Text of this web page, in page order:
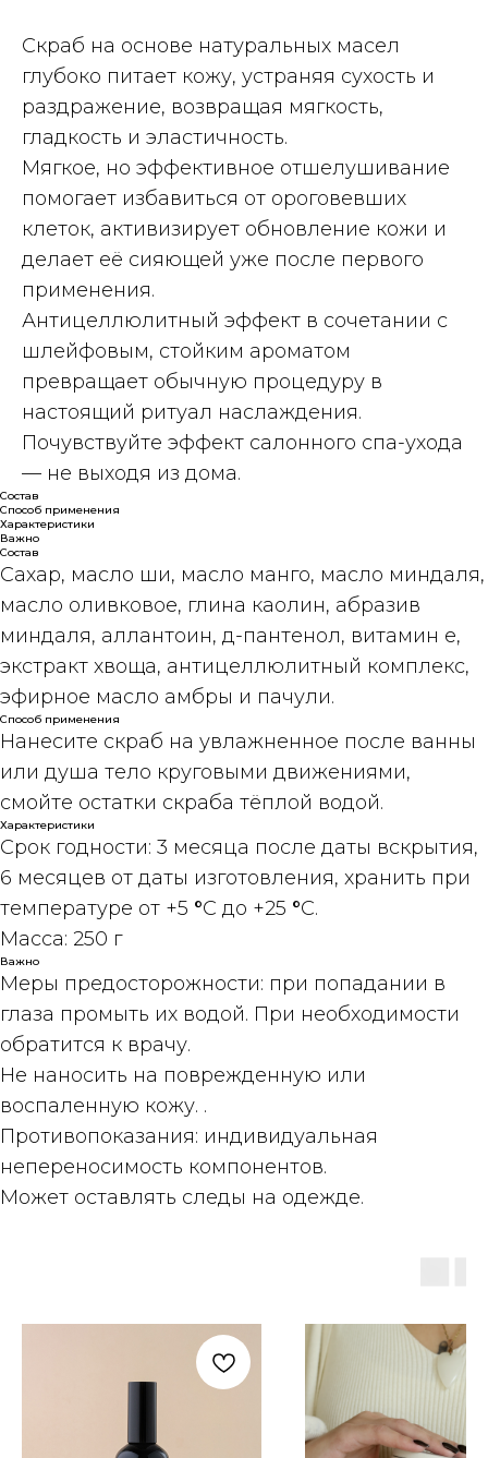
Скраб на основе натуральных масел
глубоко питает кожу, устраняя сухость и
раздражение, возвращая мягкость,
гладкость и эластичность.
Мягкое, но эффективное отшелушивание
помогает избавиться от ороговевших
клеток, активизирует обновление кожи и
делает её сияющей уже после первого
применения.
Антицеллюлитный эффект в сочетании с
шлейфовым, стойким ароматом
превращает обычную процедуру в
настоящий ритуал наслаждения.
Почувствуйте эффект салонного спа-ухода
— не выходя из дома.
Состав
Способ применения
Характеристики
Важно
Состав
Сахар, масло ши, масло манго, масло миндаля,
масло оливковое, глина каолин, абразив
миндаля, аллантоин, д-пантенол, витамин е,
экстракт хвоща, антицеллюлитный комплекс,
эфирное масло амбры и пачули.
Способ применения
Нанесите скраб на увлажненное после ванны
или душа тело круговыми движениями,
смойте остатки скраба тёплой водой.
Характеристики
Срок годности: 3 месяца после даты вскрытия,
6 месяцев от даты изготовления, хранить при
температуре от +5 °C до +25 °C.
Масса: 250 г
Важно
Меры предосторожности: при попадании в
глаза промыть их водой. При необходимости
обратится к врачу.
Не наносить на поврежденную или
воспаленную кожу. .
Противопоказания: индивидуальная
непереносимость компонентов.
Может оставлять следы на одежде.